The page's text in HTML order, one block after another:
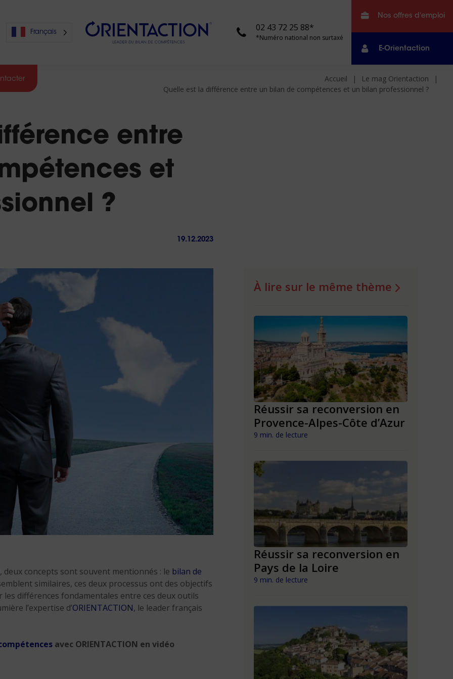
Français 02 43 72 25 88*
*Numéro national non surtaxé
Nos offres d'emploi
E-Orientaction
24h
Accueil
Le mag Orientaction
Quelle est la différence entre un bilan de compétences et un bilan professionnel ?
entre
et
?
19.12.2023
, deux concepts sont souvent mentionnés : le bilan de
similaires, ces deux processus ont des objectifs
différences fondamentales entre ces deux outils
l’expertise d’ORIENTACTION, le leader français
avec ORIENTACTION en vidéo
À lire sur le même thème
Martinique
9 min. de lecture
Réussir sa reconversion en
Provence-Alpes-Côte d’Azur
9 min. de lecture
Réussir sa reconversion en
Pays de la Loire
9 min. de lecture